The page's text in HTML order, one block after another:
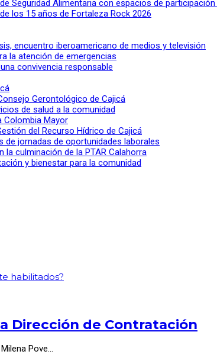
Seguridad Alimentaria con espacios de participación
los 15 años de Fortaleza Rock 2026
encuentro iberoamericano de medios y televisión
la atención de emergencias
convivencia responsable
Gerontológico de Cajicá
de salud a la comunidad
Colombia Mayor
del Recurso Hídrico de Cajicá
de jornadas de oportunidades laborales
culminación de la PTAR Calahorra
y bienestar para la comunidad
habilitados?
Dirección de Contratación
Pove…